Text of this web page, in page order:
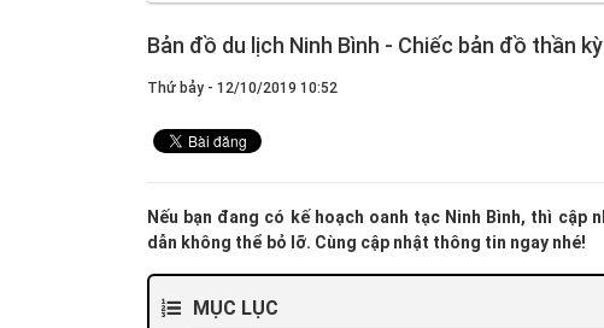
Bản đồ du lịch Ninh Bình - Chiếc bản đồ thần
Thứ bảy - 12/10/2019 10:52
Nếu bạn đang có kế hoạch oanh tạc Ninh Bình, thì cập
dẫn không thể bỏ lỡ. Cùng cập nhật thông tin ngay nhé!
MỤC LỤC